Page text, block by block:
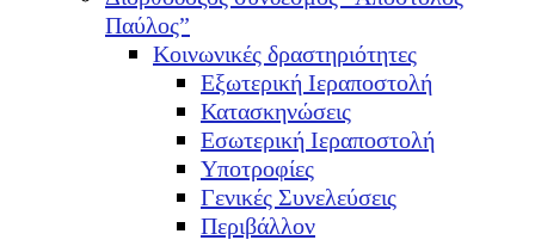
Παύλος”
Κοινωνικές δραστηριότητες
Εξωτερική Ιεραποστολή
Κατασκηνώσεις
Εσωτερική Ιεραποστολή
Υποτροφίες
Γενικές Συνελεύσεις
Περιβάλλον